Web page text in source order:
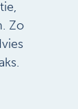
Zo